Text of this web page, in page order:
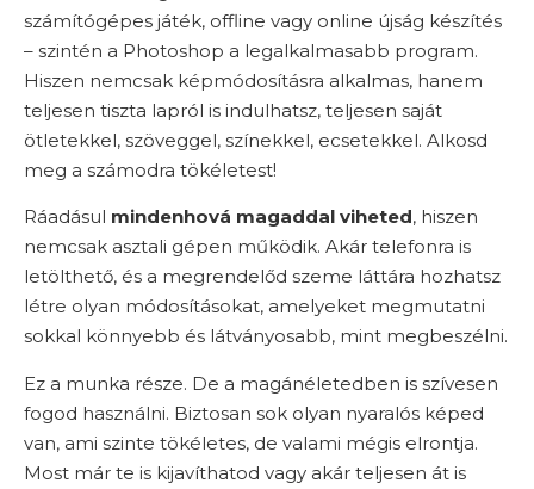
számítógépes játék, offline vagy online újság készítés
– szintén a Photoshop a legalkalmasabb program.
Hiszen nemcsak képmódosításra alkalmas, hanem
teljesen tiszta lapról is indulhatsz, teljesen saját
ötletekkel, szöveggel, színekkel, ecsetekkel. Alkosd
meg a számodra tökéletest!
Ráadásul mindenhová magaddal viheted, hiszen
nemcsak asztali gépen működik. Akár telefonra is
letölthető, és a megrendelőd szeme láttára hozhatsz
létre olyan módosításokat, amelyeket megmutatni
sokkal könnyebb és látványosabb, mint megbeszélni.
Ez a munka része. De a magánéletedben is szívesen
fogod használni. Biztosan sok olyan nyaralós képed
van, ami szinte tökéletes, de valami mégis elrontja.
Most már te is kijavíthatod vagy akár teljesen át is